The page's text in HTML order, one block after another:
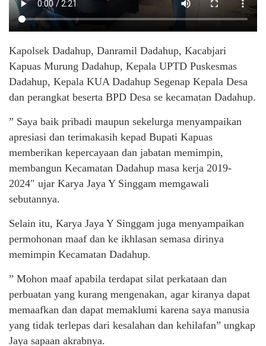
Kapolsek Dadahup, Danramil Dadahup, Kacabjari
Kapuas Murung Dadahup, Kepala UPTD Puskesmas
Dadahup, Kepala KUA Dadahup Segenap Kepala Desa
dan perangkat beserta BPD Desa se kecamatan Dadahup.
” Saya baik pribadi maupun sekelurga menyampaikan
apresiasi dan terimakasih kepad Bupati Kapuas
memberikan kepercayaan dan jabatan memimpin,
membangun Kecamatan Dadahup masa kerja 2019-
2024″ ujar Karya Jaya Y Singgam memgawali
sebutannya.
Selain itu, Karya Jaya Y Singgam juga menyampaikan
permohonan maaf dan ke ikhlasan semasa dirinya
memimpin Kecamatan Dadahup.
” Mohon maaf apabila terdapat silat perkataan dan
perbuatan yang kurang mengenakan, agar kiranya dapat
memaafkan dan dapat memaklumi karena saya manusia
yang tidak terlepas dari kesalahan dan kehilafan” ungkap
Jaya sapaan akrabnya.